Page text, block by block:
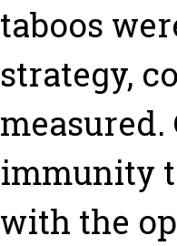
taboos
strategy,
immunity
with the